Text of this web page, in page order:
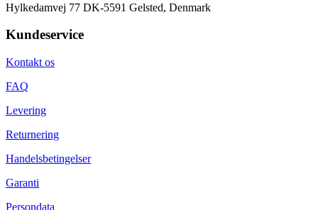
Hylkedamvej 77 DK-5591 Gelsted, Denmark
Kundeservice
Kontakt os
FAQ
Levering
Returnering
Handelsbetingelser
Garanti
Persondata